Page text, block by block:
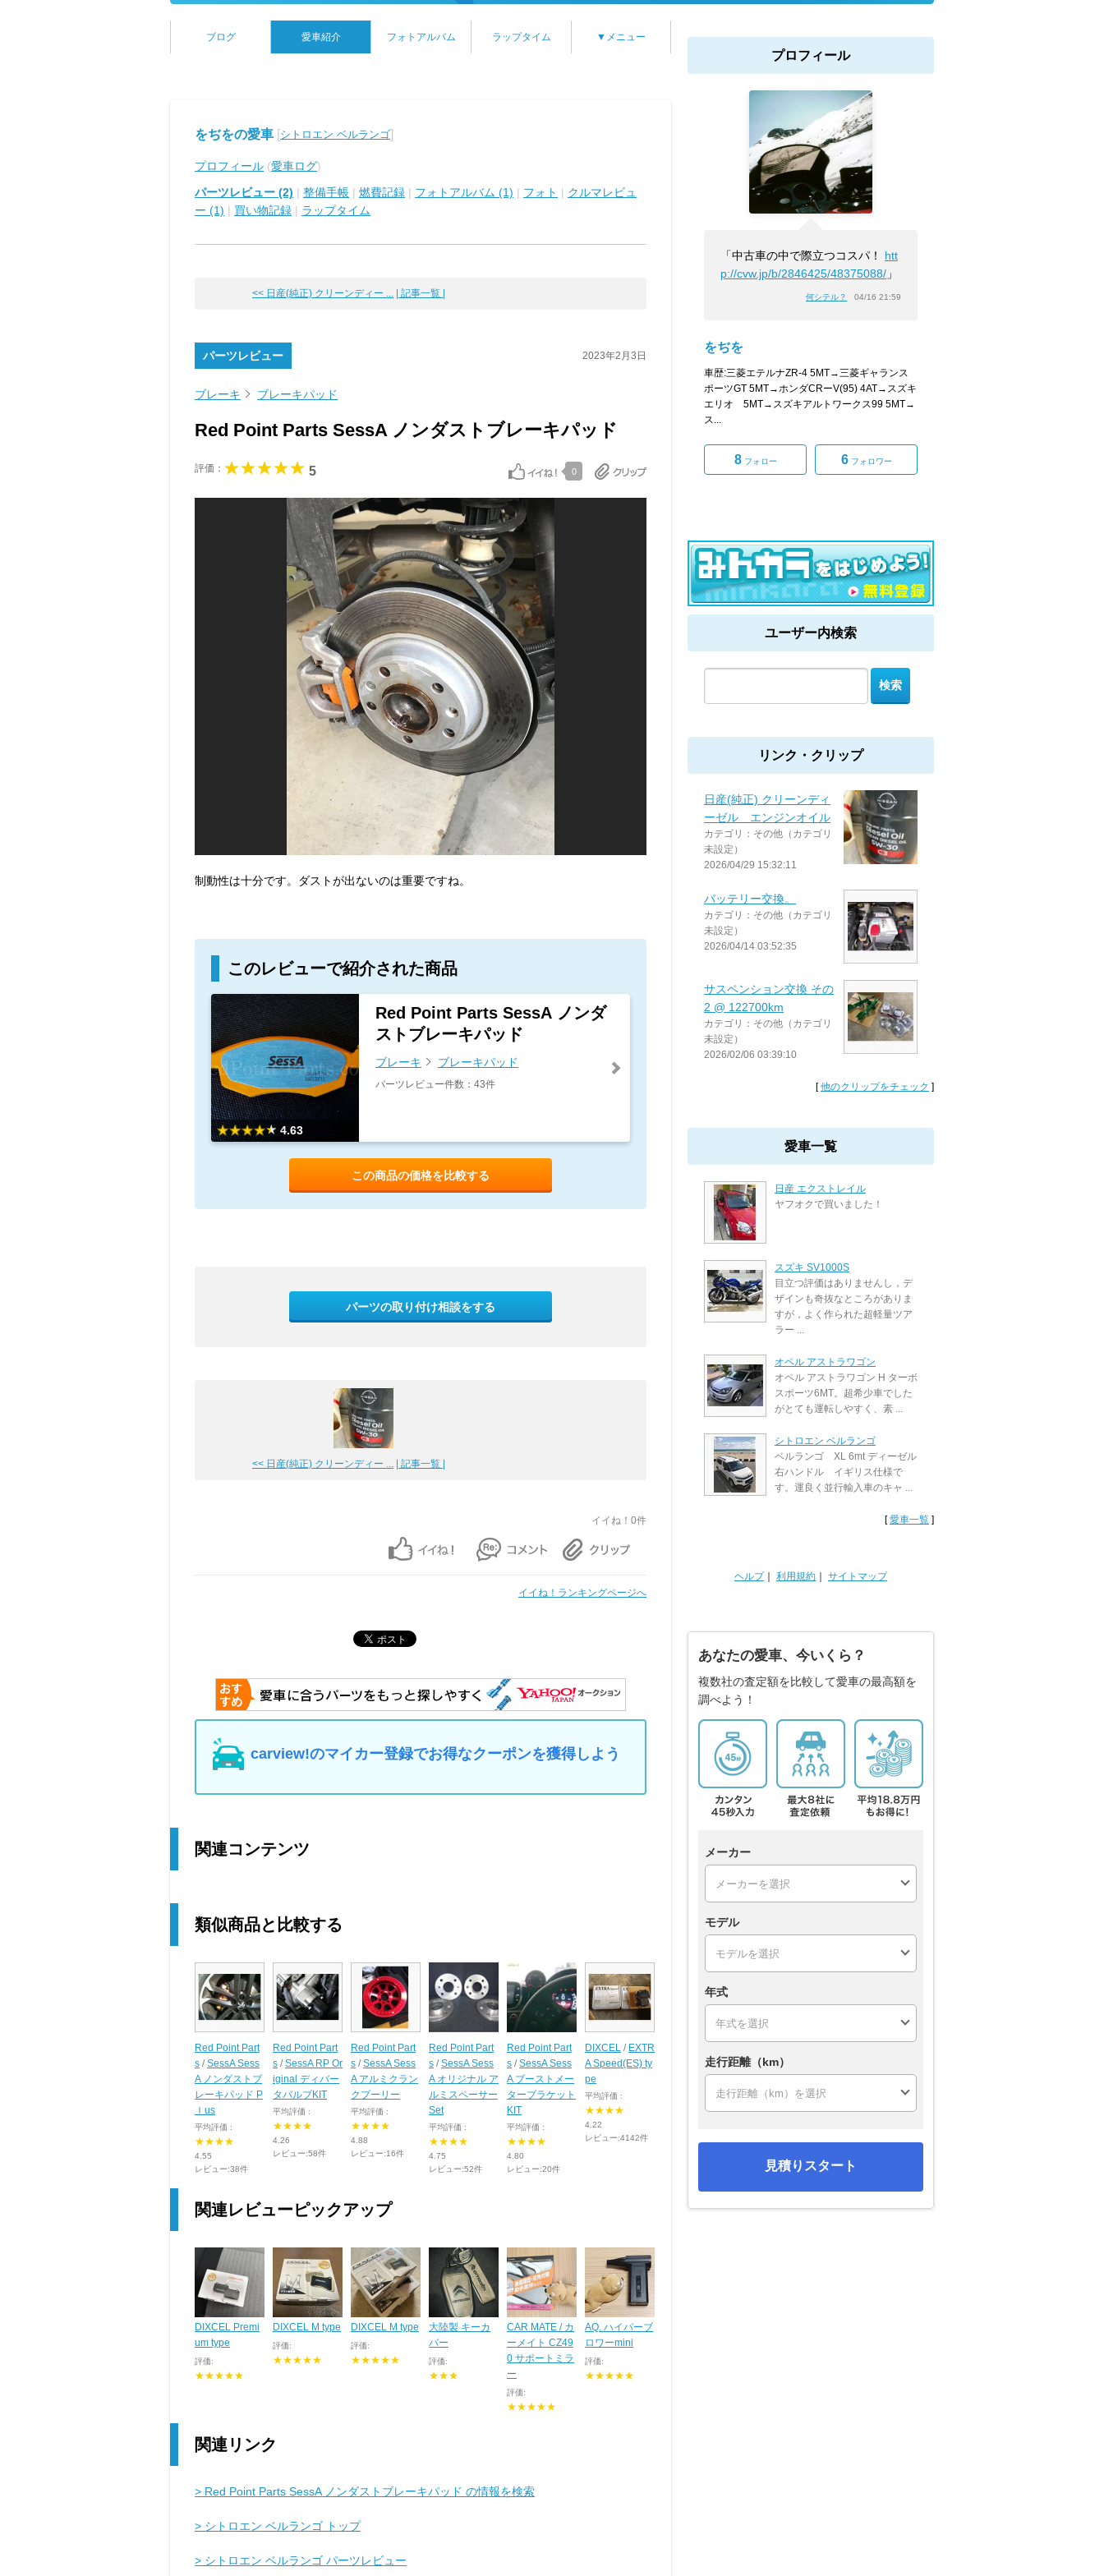
ブログ 愛車紹介 フォトアルバム ラップタイム ▼メニュー
をぢをの愛車 [シトロエン ベルランゴ]
プロフィール (愛車ログ)
パーツレビュー (2) | 整備手帳 | 燃費記録 | フォトアルバム (1) | フォト | クルマレビュ
ー (1) | 買い物記録 | ラップタイム
<< 日産(純正) クリーンディー ... | 記事一覧 |
パーツレビュー 2023年2月3日
ブレーキ ブレーキパッド
Red Point Parts SessA ノンダストブレーキパッド
評価： 5 0
制動性は十分です。ダストが出ないのは重要ですね。
このレビューで紹介された商品
4.63
Red Point Parts SessA ノンダ
ストブレーキパッド
ブレーキ ブレーキパッド
パーツレビュー件数：43件
この商品の価格を比較する
パーツの取り付け相談をする
<< 日産(純正) クリーンディー ... | 記事一覧 |
イイね！0件
イイね！ランキングページへ
carview!のマイカー登録でお得なクーポンを獲得しよう
関連コンテンツ
類似商品と比較する
Red Point Part
s /SessA Sess
A ノンダストブ
レーキパッド P
ｌus
平均評価 :
★★★★
4.55
レビュー:38件
Red Point Part
s /SessA RP Or
iginal ディバー
タバルブKIT
平均評価 :
★★★★
4.26
レビュー:58件
Red Point Part
s /SessA Sess
A アルミクラン
クプーリー
平均評価 :
★★★★
4.88
レビュー:16件
Red Point Part
s /SessA Sess
A オリジナル ア
ルミスペーサー
Set
平均評価 :
★★★★
4.75
レビュー:52件
Red Point Part
s /SessA Sess
A ブーストメー
ターブラケット
KIT
平均評価 :
★★★★
4.80
レビュー:20件
DIXCEL / EXTR
A Speed(ES) ty
pe
平均評価 :
★★★★
4.22
レビュー:4142件
関連レビューピックアップ
DIXCEL Premi
um type
評価:
★★★★★
DIXCEL M type
評価:
★★★★★
DIXCEL M type
評価:
★★★★★
大陸製 キーカ
バー
評価:
★★★
CAR MATE / カ
ーメイト CZ49
0 サポートミラ
ー
評価:
★★★★★
AQ. ハイパーブ
ロワーmini
評価:
★★★★★
関連リンク
> Red Point Parts SessA ノンダストブレーキパッド の情報を検索
> シトロエン ベルランゴ トップ
> シトロエン ベルランゴ パーツレビュー
プロフィール
「中古車の中で際立つコスパ！ htt
p://cvw.jp/b/2846425/48375088/ 」
何シテル？ 04/16 21:59
をぢを
車歴:三菱エテルナZR-4 5MT→三菱ギャランス
ポーツGT 5MT→ホンダCRーV(95) 4AT→スズキ
エリオ 5MT→スズキアルトワークス99 5MT→
ス...
8フォロー 6フォロワー
ユーザー内検索
リンク・クリップ
日産(純正) クリーンディ
ーゼル エンジンオイル
カテゴリ：その他（カテゴリ
未設定）
2026/04/29 15:32:11
バッテリー交換。
カテゴリ：その他（カテゴリ
未設定）
2026/04/14 03:52:35
サスペンション交換 その
2 @ 122700km
カテゴリ：その他（カテゴリ
未設定）
2026/02/06 03:39:10
[他のクリップをチェック ]
愛車一覧
日産 エクストレイル
ヤフオクで買いました！
スズキ SV1000S
目立つ評価はありませんし，デ
ザインも奇抜なところがありま
すが，よく作られた超軽量ツア
ラー ...
オペル アストラワゴン
オペル アストラワゴン H ターボ
スポーツ6MT。超希少車でした
がとても運転しやすく、素 ...
シトロエン ベルランゴ
ベルランゴ XL 6mt ディーゼル
右ハンドル イギリス仕様で
す。運良く並行輸入車のキャ ...
[愛車一覧 ]
ヘルプ｜ 利用規約 サイトマップ
あなたの愛車、今いくら？
複数社の査定額を比較して愛車の最高額を
調べよう！
メーカー
モデル
年式
走行距離（km）
見積りスタート